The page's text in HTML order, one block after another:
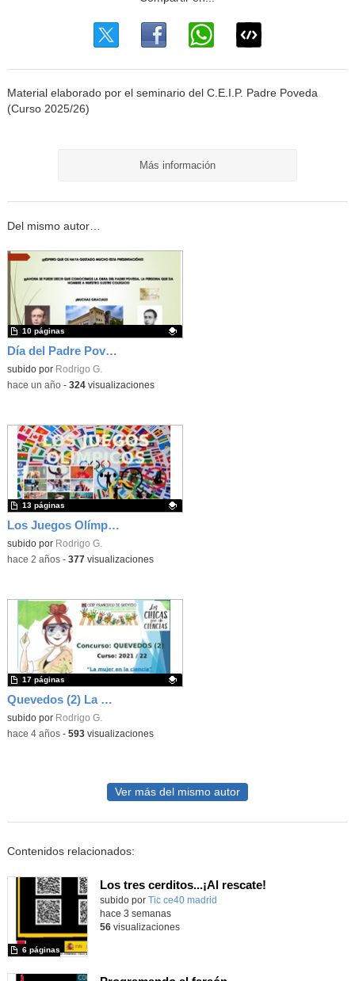
Material elaborado por el seminario del C.E.I.P. Padre Poveda
(Curso 2025/26)
Más información
Del mismo autor…
Día del Padre Poveda
Contenido educativo.
subido por Rodrigo G.
10 páginas
-hace un año- 324visualizaciones
Los Juegos Olímpicos
Contenido educativo.
subido por Rodrigo G.
13 páginas
-hace 2 años- 377visualizaciones
Quevedos (2) La mujer en la ciencia
Contenido educativo.
subido por Rodrigo G.
17 páginas
-hace 4 años- 593visualizaciones
Ver más del mismo autor
Contenidos relacionados:
Los tres cerditos...¡Al rescate!
subido por Tic ce40 madrid
6 páginas
hace 3 semanas
56visualizaciones